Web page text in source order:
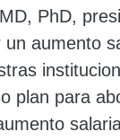
PhD,
aumento
plan para